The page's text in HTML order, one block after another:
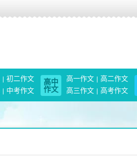
初二作文
中考作文
高中
作文
高一作文
高二作文
高三作文
高考作文